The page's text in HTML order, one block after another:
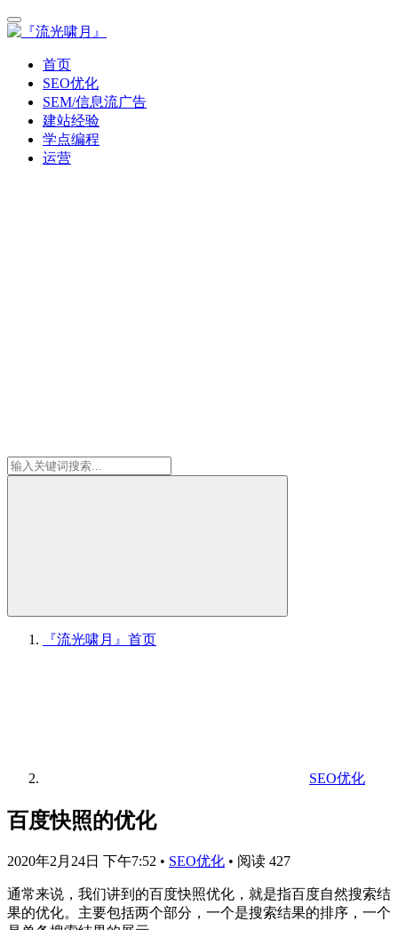
首页
SEO优化
SEM/信息流广告
建站经验
学点编程
运营
『流光啸月』 首页
SEO优化
百度快照的优化
2020年2月24日 下午7:52 • SEO优化 • 阅读 427
通常来说，我们讲到的百度快照优化，就是指百度自然搜索结
果的优化。主要包括两个部分，一个是搜索结果的排序，一个